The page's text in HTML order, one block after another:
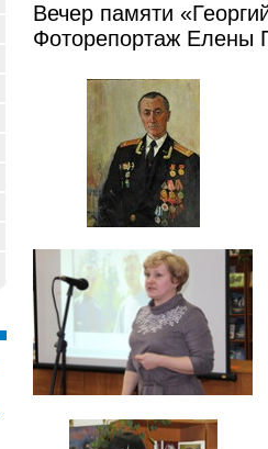
Вечер памяти
Фоторепортаж Елены